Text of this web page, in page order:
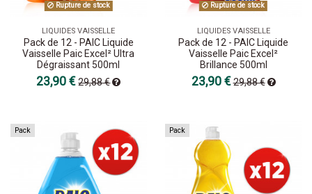
Rupture de stock
LIQUIDES VAISSELLE
Pack de 12 - PAIC Liquide
Vaisselle Paic Excel² Ultra
Dégraissant 500ml
23,90 €29,88 €
Rupture de stock
LIQUIDES VAISSELLE
Pack de 12 - PAIC Liquide
Vaisselle Paic Excel²
Brillance 500ml
23,90 €29,88 €
Pack Pack